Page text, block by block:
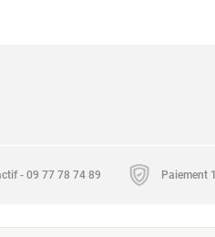
- 09 77 78 74 89 Paiement